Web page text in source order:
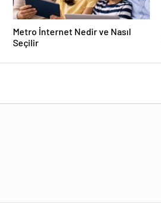
Metro İnternet Nedir ve Nasıl
Seçilir